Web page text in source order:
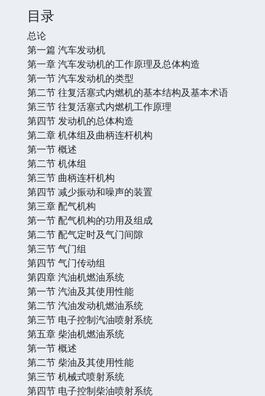
目录
总论
第一篇 汽车发动机
第一章 汽车发动机的工作原理及总体构造
第一节 汽车发动机的类型
第二节 往复活塞式内燃机的基本结构及基本术语
第三节 往复活塞式内燃机工作原理
第四节 发动机的总体构造
第二章 机体组及曲柄连杆机构
第一节 概述
第二节 机体组
第三节 曲柄连杆机构
第四节 减少振动和噪声的装置
第三章 配气机构
第一节 配气机构的功用及组成
第二节 配气定时及气门间隙
第三节 气门组
第四节 气门传动组
第四章 汽油机燃油系统
第一节 汽油及其使用性能
第二节 汽油发动机燃油系统
第三节 电子控制汽油喷射系统
第五章 柴油机燃油系统
第一节 概述
第二节 柴油及其使用性能
第三节 机械式喷射系统
第四节 电子控制柴油喷射系统